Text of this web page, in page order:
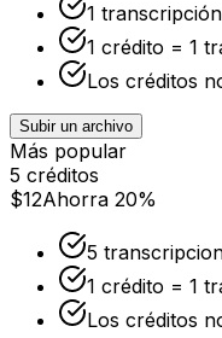
1 transcripción
1 crédito = 1
Los créditos
Subir un archivo
Más popular
5 créditos
$12Ahorra 20%
5
1 crédito = 1
Los créditos